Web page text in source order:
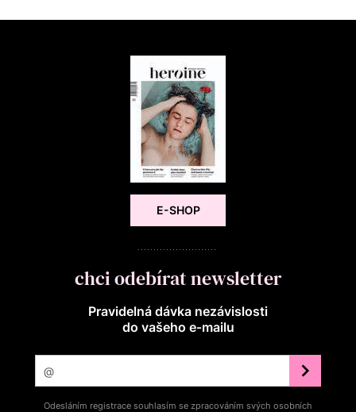
E-SHOP
chci odebírat newsletter
Pravidelná dávka nezávislosti
do vašeho e‑mailu
Odesláním registrace souhlasím se zpracováním svých osobních